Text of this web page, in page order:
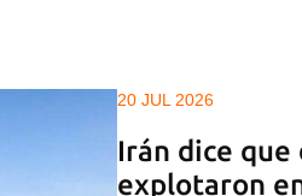
20 JUL 2026
Irán dice
explotaron